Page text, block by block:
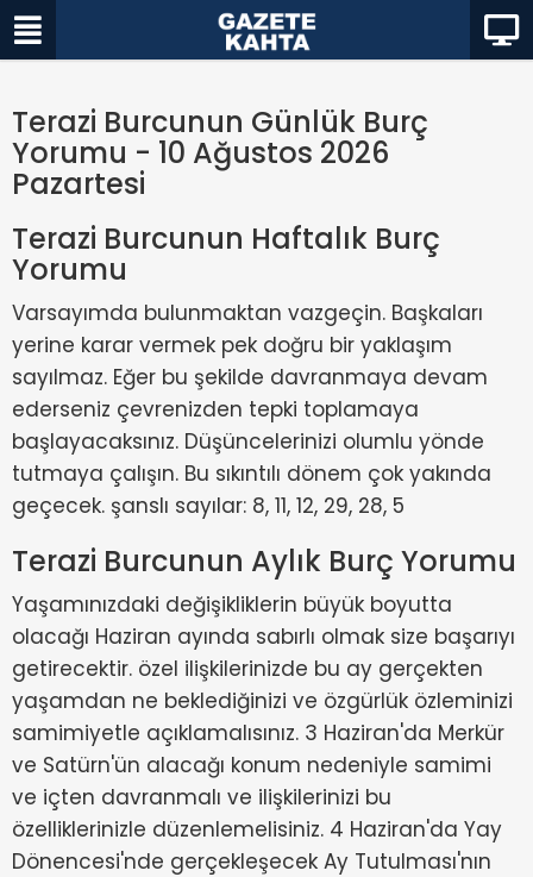
Terazi Burcunun Günlük Burç
Yorumu - 10 Ağustos 2026
Pazartesi
Terazi Burcunun Haftalık Burç
Yorumu
Varsayımda bulunmaktan vazgeçin. Başkaları
yerine karar vermek pek doğru bir yaklaşım
sayılmaz. Eğer bu şekilde davranmaya devam
ederseniz çevrenizden tepki toplamaya
başlayacaksınız. Düşüncelerinizi olumlu yönde
tutmaya çalışın. Bu sıkıntılı dönem çok yakında
geçecek. şanslı sayılar: 8, 11, 12, 29, 28, 5
Terazi Burcunun Aylık Burç Yorumu
Yaşamınızdaki değişikliklerin büyük boyutta
olacağı Haziran ayında sabırlı olmak size başarıyı
getirecektir. özel ilişkilerinizde bu ay gerçekten
yaşamdan ne beklediğinizi ve özgürlük özleminizi
samimiyetle açıklamalısınız. 3 Haziran'da Merkür
ve Satürn'ün alacağı konum nedeniyle samimi
ve içten davranmalı ve ilişkilerinizi bu
özelliklerinizle düzenlemelisiniz. 4 Haziran'da Yay
Dönencesi'nde gerçekleşecek Ay Tutulması'nın